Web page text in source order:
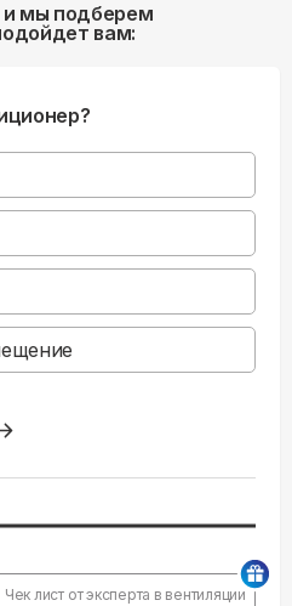
и мы подберем
вам:
Чек лист от эксперта в вентиляции